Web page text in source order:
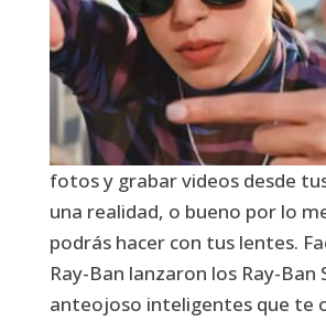
fotos y grabar videos desde
una realidad, o bueno por lo
podrás hacer con tus lentes.
Ray-Ban lanzaron los Ray-Ban
anteojoso inteligentes que te